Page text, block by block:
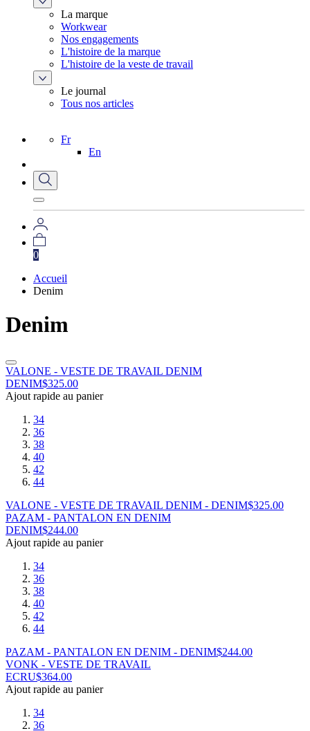
La marque
Workwear
Nos engagements
L'histoire de la marque
L'histoire de la veste de travail
Le journal
Tous nos articles
Fr
En
0
Accueil
Denim
Denim
VALONE - VESTE DE TRAVAIL DENIM
DENIM$325.00
Ajout rapide au panier
34
36
38
40
42
44
VALONE - VESTE DE TRAVAIL DENIM - DENIM$325.00
PAZAM - PANTALON EN DENIM
DENIM$244.00
Ajout rapide au panier
34
36
38
40
42
44
PAZAM - PANTALON EN DENIM - DENIM$244.00
VONK - VESTE DE TRAVAIL
ECRU$364.00
Ajout rapide au panier
34
36